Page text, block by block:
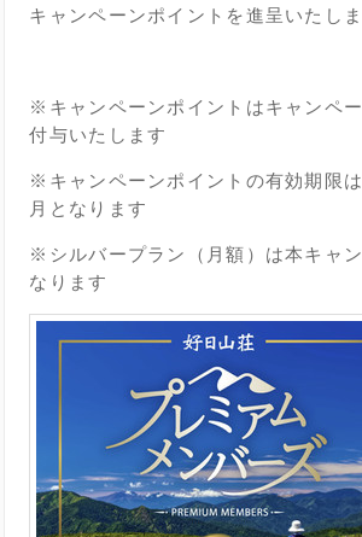
キャンペーンポイントを進呈いたしま
※キャンペーンポイントはキャンペ
付与いたします
※キャンペーンポイントの有効期限
月となります
※シルバープラン（月額）は本キャ
なります